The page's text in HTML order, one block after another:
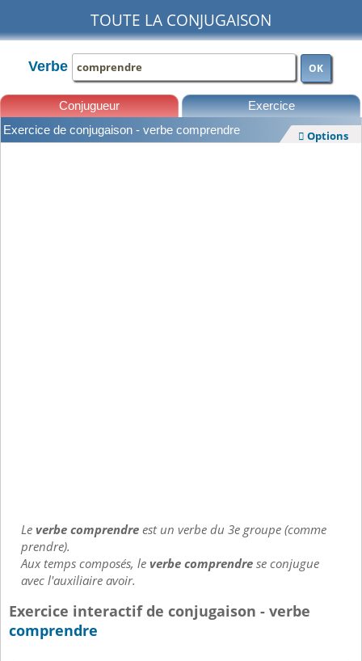
TOUTE LA CONJUGAISON
Verbe OK
Conjugueur Exercice
Exercice de conjugaison - verbe comprendre  Options
Leverbe comprendreest un verbe du 3e groupe (comme
prendre).
Aux temps composés, leverbe comprendrese conjugue
avec l'auxiliaire avoir.
Exercice interactif de conjugaison - verbe
comprendre